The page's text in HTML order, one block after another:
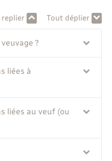
Tout déplier
?
liées à
liées au veuf (ou